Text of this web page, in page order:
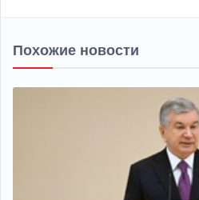
Похожие новости